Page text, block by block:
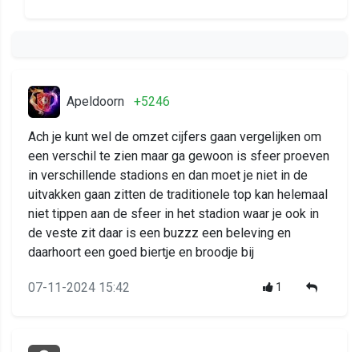
Apeldoorn +5246
Ach je kunt wel de omzet cijfers gaan vergelijken om
een verschil te zien maar ga gewoon is sfeer proeven
in verschillende stadions en dan moet je niet in de
uitvakken gaan zitten de traditionele top kan helemaal
niet tippen aan de sfeer in het stadion waar je ook in
de veste zit daar is een buzzz een beleving en
daarhoort een goed biertje en broodje bij
07-11-2024 15:42 1